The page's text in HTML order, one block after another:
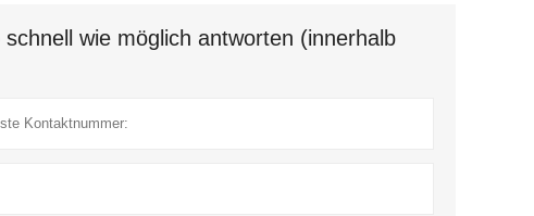
wie möglich antworten (innerhalb